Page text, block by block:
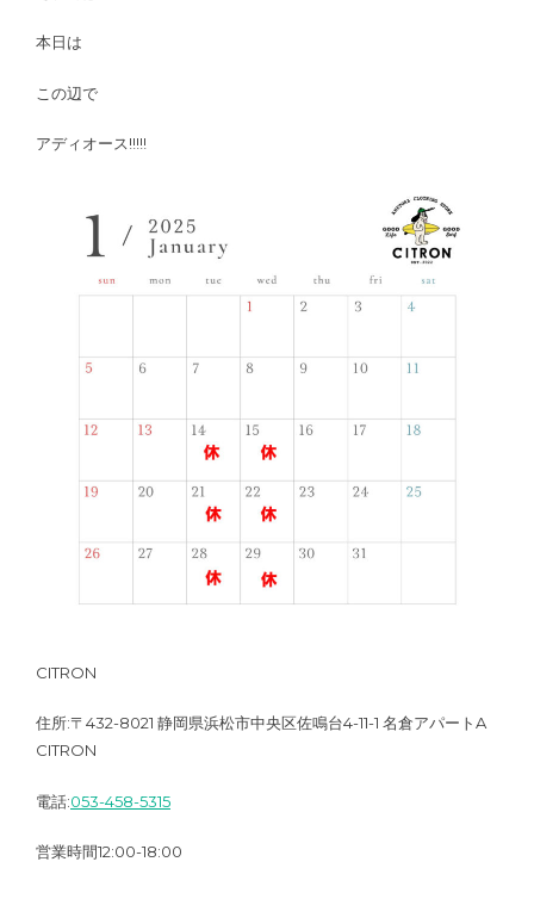
本日は
この辺で
アディオース!!!!!
CITRON
住所:〒432-8021 静岡県浜松市中央区佐鳴台4-11-1 名倉アパートA
CITRON
電話:053-458-5315
営業時間12:00-18:00